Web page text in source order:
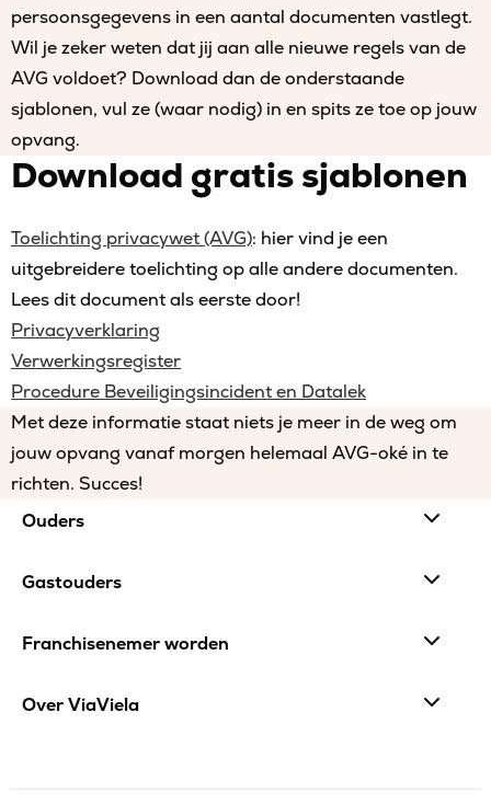
persoonsgegevens in een aantal documenten vastlegt.
Wil je zeker weten dat jij aan alle nieuwe regels van de
AVG voldoet? Download dan de onderstaande
sjablonen, vul ze (waar nodig) in en spits ze toe op jouw
opvang.
Download gratis sjablonen
Toelichting privacywet (AVG): hier vind je een
uitgebreidere toelichting op alle andere documenten.
Lees dit document als eerste door!
Privacyverklaring
Verwerkingsregister
Procedure Beveiligingsincident en Datalek
Met deze informatie staat niets je meer in de weg om
jouw opvang vanaf morgen helemaal AVG-oké in te
richten. Succes!
Site
footer
Ouders
Gastouders
Franchisenemer worden
Over ViaViela